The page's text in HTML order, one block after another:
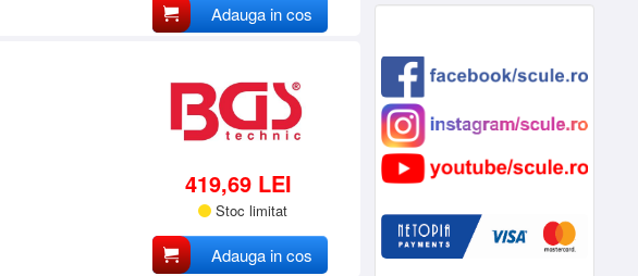
Adauga in cos
419,69 LEI
Stoc limitat
Adauga in cos